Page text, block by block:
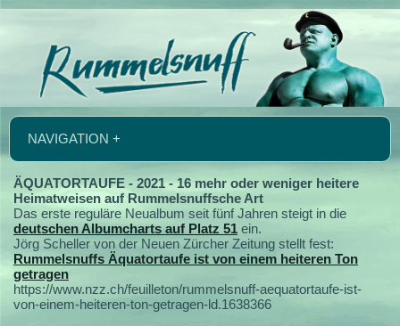
NAVIGATION +
ÄQUATORTAUFE - 2021 - 16 mehr oder weniger heitere
Heimatweisen auf Rummelsnuffsche Art
Das erste reguläre Neualbum seit fünf Jahren steigt in die
deutschen Albumcharts auf Platz 51 ein.
Jörg Scheller von der Neuen Zürcher Zeitung stellt fest:
Rummelsnuffs Äquatortaufe ist von einem heiteren Ton
getragen
https://www.nzz.ch/feuilleton/rummelsnuff-aequatortaufe-ist-
von-einem-heiteren-ton-getragen-ld.1638366